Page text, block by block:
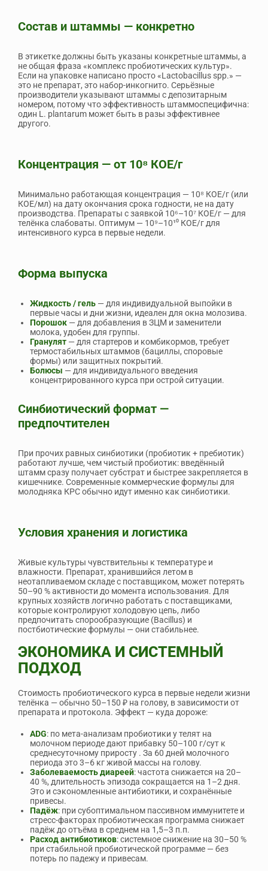
Состав и штаммы — конкретно
В этикетке должны быть указаны конкретные штаммы, а
не общая фраза «комплекс пробиотических культур».
Если на упаковке написано просто «Lactobacillus spp.» —
это не препарат, это набор-инкогнито. Серьёзные
производители указывают штаммы с депозитарным
номером, потому что эффективность штаммоспецифична:
один L. plantarum может быть в разы эффективнее
другого.
Концентрация — от 10⁸ КОЕ/г
Минимально работающая концентрация — 10⁸ КОЕ/г (или
КОЕ/мл) на дату окончания срока годности, не на дату
производства. Препараты с заявкой 10⁶–10⁷ КОЕ/г — для
телёнка слабоваты. Оптимум — 10⁹–10¹⁰ КОЕ/г для
интенсивного курса в первые недели.
Форма выпуска
Жидкость / гель — для индивидуальной выпойки в
первые часы и дни жизни, идеален для окна молозива.
Порошок — для добавления в ЗЦМ и заменители
молока, удобен для группы.
Гранулят — для стартеров и комбикормов, требует
термостабильных штаммов (бациллы, споровые
формы) или защитных покрытий.
Болюсы — для индивидуального введения
концентрированного курса при острой ситуации.
Синбиотический формат —
предпочтителен
При прочих равных синбиотики (пробиотик + пребиотик)
работают лучше, чем чистый пробиотик: введённый
штамм сразу получает субстрат и быстрее закрепляется в
кишечнике. Современные коммерческие формулы для
молодняка КРС обычно идут именно как синбиотики.
Условия хранения и логистика
Живые культуры чувствительны к температуре и
влажности. Препарат, хранившийся летом в
неотапливаемом складе с поставщиком, может потерять
50–90 % активности до момента использования. Для
крупных хозяйств логично работать с поставщиками,
которые контролируют холодовую цепь, либо
предпочитать спорообразующие (Bacillus) и
постбиотические формулы — они стабильнее.
ЭКОНОМИКА И СИСТЕМНЫЙ
ПОДХОД
Стоимость пробиотического курса в первые недели жизни
телёнка — обычно 50–150 ₽ на голову, в зависимости от
препарата и протокола. Эффект — куда дороже:
ADG: по мета-анализам пробиотики у телят на
молочном периоде дают прибавку 50–100 г/сут к
среднесуточному приросту . За 60 дней молочного
периода это 3–6 кг живой массы на голову.
Заболеваемость диареей: частота снижается на 20–
40 %, длительность эпизода сокращается на 1–2 дня.
Это и сэкономленные антибиотики, и сохранённые
привесы.
Падёж: при субоптимальном пассивном иммунитете и
стресс-факторах пробиотическая программа снижает
падёж до отъёма в среднем на 1,5–3 п.п.
Расход антибиотиков: системное снижение на 30–50 %
при стабильной пробиотической программе — без
потерь по падежу и привесам.